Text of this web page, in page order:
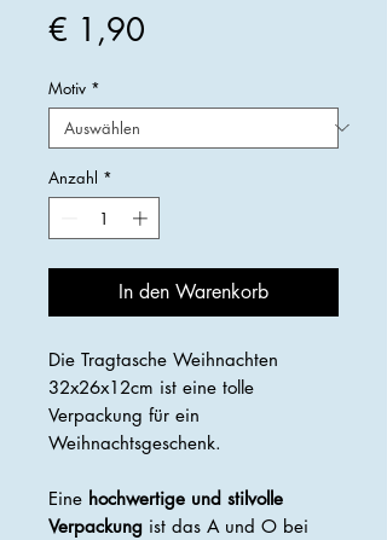
€ 1,90
Motiv *
Anzahl *
In den Warenkorb
Die Tragtasche Weihnachten
32x26x12cm ist eine tolle
Verpackung für ein
Weihnachtsgeschenk.
Eine hochwertige und stilvolle
Verpackung ist das A und O bei